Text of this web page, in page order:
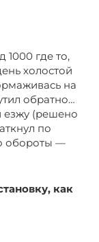
1000 где то,
холостой
на
обратно…
езжу (решено
по
обороты —
как